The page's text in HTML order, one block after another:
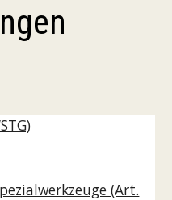
(Art.